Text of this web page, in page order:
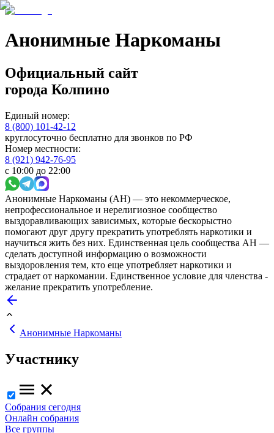
Анонимные Наркоманы
Официальный сайт
города Колпино
Единый номер:
8 (800) 101-42-12
круглосуточно бесплатно для звонков по РФ
Номер местности:
8 (921) 942-76-95
с 10:00 до 22:00
Анонимные Наркоманы (АН) — это некоммерческое,
непрофессиональное и нерелигиозное сообщество
выздоравливающих зависимых, которые бескорыстно
помогают друг другу прекратить употреблять наркотики и
научиться жить без них. Единственная цель сообщества АН —
сделать доступной информацию о возможности
выздоровления тем, кто еще употребляет наркотики и
страдает от наркомании. Единственное условие для членства -
желание прекратить употребление.
Анонимные Наркоманы
Участнику
Собрания сегодня
Онлайн собрания
Все группы